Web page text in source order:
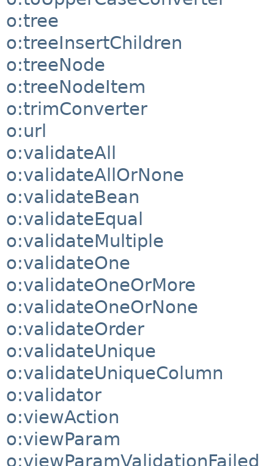
o:tree
o:treeInsertChildren
o:treeNode
o:treeNodeItem
o:trimConverter
o:url
o:validateAll
o:validateAllOrNone
o:validateBean
o:validateEqual
o:validateMultiple
o:validateOne
o:validateOneOrMore
o:validateOneOrNone
o:validateOrder
o:validateUnique
o:validateUniqueColumn
o:validator
o:viewAction
o:viewParam
o:viewParamValidationFailed